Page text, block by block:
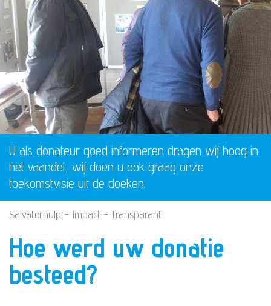
U als donateur goed informeren dragen wij hoog in
het vaandel, wij doen u ook graag onze
toekomstvisie uit de doeken.
Salvatorhulp - Impact - Transparant
Hoe werd uw donatie
besteed?